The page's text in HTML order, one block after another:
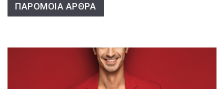
ΠΑΡΟΜΟΙΑ ΑΡΘΡΑ